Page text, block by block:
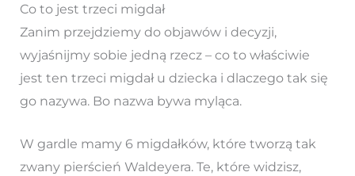
Co to jest trzeci migdał
Zanim przejdziemy do objawów i decyzji,
wyjaśnijmy sobie jedną rzecz – co to właściwie
jest ten trzeci migdał u dziecka i dlaczego tak się
go nazywa. Bo nazwa bywa myląca.
W gardle mamy 6 migdałków, które tworzą tak
zwany pierścień Waldeyera. Te, które widzisz,